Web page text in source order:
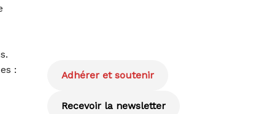
:
Adhérer et soutenir
Recevoir la newsletter